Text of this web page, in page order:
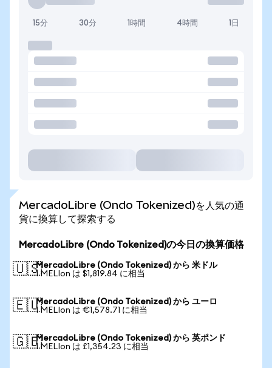
15分 30分 1時間 4時間 1日
MercadoLibre (Ondo Tokenized)を人気の通
貨に換算して探索する
MercadoLibre (Ondo Tokenized)の今日の換算価格
🇺🇸MercadoLibre (Ondo Tokenized) から 米ドル
1 MELIon は $1,819.84 に相当
🇪🇺MercadoLibre (Ondo Tokenized) から ユーロ
1 MELIon は €1,578.71 に相当
🇬🇧MercadoLibre (Ondo Tokenized) から 英ポンド
1 MELIon は £1,354.23 に相当